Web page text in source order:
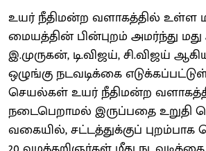
உயர் நீதிமன்ற வளாகத்தில் உள்ள
மையத்தின் பின்புறம் அமர்ந்து மது
இ.முருகன், டி.விஜய், சி.விஜய்
ஒழுங்கு நடவடிக்கை
செயல்கள் உயர் நீதிமன்ற
நடைபெறாமல் இருப்பதை உறுதி
வகையில், சட்டத்துக்குப்